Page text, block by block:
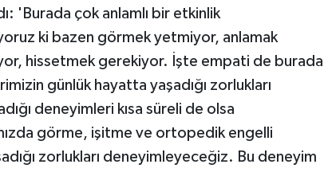
'Burada çok anlamlı bir etkinlik
ki bazen görmek yetmiyor, anlamak
hissetmek gerekiyor. İşte empati de burada
günlük hayatta yaşadığı zorlukları
deneyimleri kısa süreli de olsa
görme, işitme ve ortopedik engelli
zorlukları deneyimleyeceğiz. Bu deneyim